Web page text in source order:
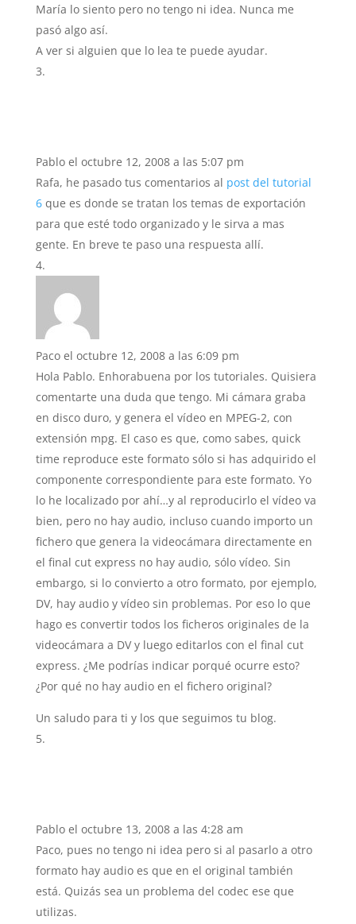
María lo siento pero no tengo ni idea. Nunca me
pasó algo así.
A ver si alguien que lo lea te puede ayudar.
Pablo el octubre 12, 2008 a las 5:07 pm
Rafa, he pasado tus comentarios al post del tutorial
6que es donde se tratan los temas de exportación
para que esté todo organizado y le sirva a mas
gente. En breve te paso una respuesta allí.
Paco el octubre 12, 2008 a las 6:09 pm
Hola Pablo. Enhorabuena por los tutoriales. Quisiera
comentarte una duda que tengo. Mi cámara graba
en disco duro, y genera el vídeo en MPEG-2, con
extensión mpg. El caso es que, como sabes, quick
time reproduce este formato sólo si has adquirido el
componente correspondiente para este formato. Yo
lo he localizado por ahí…y al reproducirlo el vídeo va
bien, pero no hay audio, incluso cuando importo un
fichero que genera la videocámara directamente en
el final cut express no hay audio, sólo vídeo. Sin
embargo, si lo convierto a otro formato, por ejemplo,
DV, hay audio y vídeo sin problemas. Por eso lo que
hago es convertir todos los ficheros originales de la
videocámara a DV y luego editarlos con el final cut
express. ¿Me podrías indicar porqué ocurre esto?
¿Por qué no hay audio en el fichero original?
Un saludo para ti y los que seguimos tu blog.
Pablo el octubre 13, 2008 a las 4:28 am
Paco, pues no tengo ni idea pero si al pasarlo a otro
formato hay audio es que en el original también
está. Quizás sea un problema del codec ese que
utilizas.